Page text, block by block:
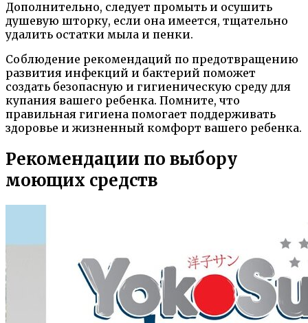
Дополнительно, следует промыть и осушить
душевую шторку, если она имеется, тщательно
удалить остатки мыла и пенки.
Соблюдение рекомендаций по предотвращению
развития инфекций и бактерий поможет
создать безопасную и гигиеническую среду для
купания вашего ребенка. Помните, что
правильная гигиена помогает поддерживать
здоровье и жизненный комфорт вашего ребенка.
Рекомендации по выбору
моющих средств